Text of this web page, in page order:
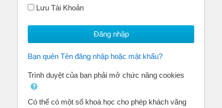
Lưu Tài Khoản
Đăng nhập
Bạn quên Tên đăng nhập hoặc mật khẩu?
Trình duyệt của bạn phải mở chức năng cookies
Có thể có một số khoá học cho phép khách vãng